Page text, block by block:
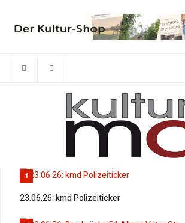
1
23.06.26: kmd Polizeiticker